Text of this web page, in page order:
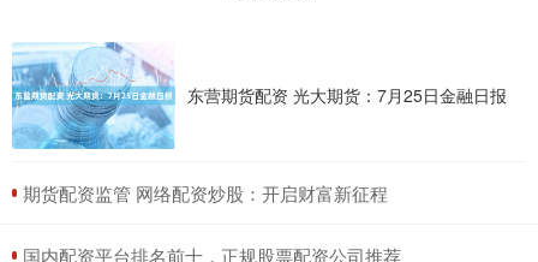
东营期货配资 光大期货：7月25日金融日报
​期货配资监管 网络配资炒股：开启财富新征程
​国内配资平台排名前十，正规股票配资公司推荐